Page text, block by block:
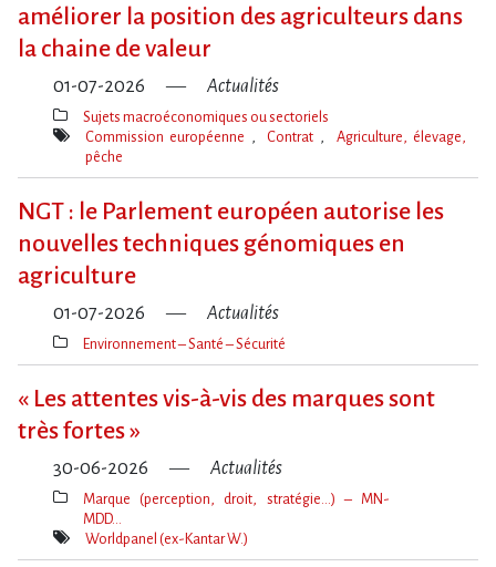
améliorer la position des agriculteurs dans
la chaine de valeur
01-07-2026 Actualités
Thèmes(s)
Sujets macroéconomiques ou sectoriels
Mot(s)-
Commission européenne Contrat
Agriculture, élevage,
pêche
NGT : le Parlement européen autorise les
nouvelles techniques génomiques en
agriculture
01-07-2026 Actualités
Thèmes(s)
Environnement – Santé – Sécurité
« Les attentes vis-à-vis des marques sont
très fortes »
30-06-2026 Actualités
Thèmes(s)
Marque (perception, droit, stratégie…) – MN-
MDD…
Mot(s)-
Worldpanel (ex-Kantar W.)